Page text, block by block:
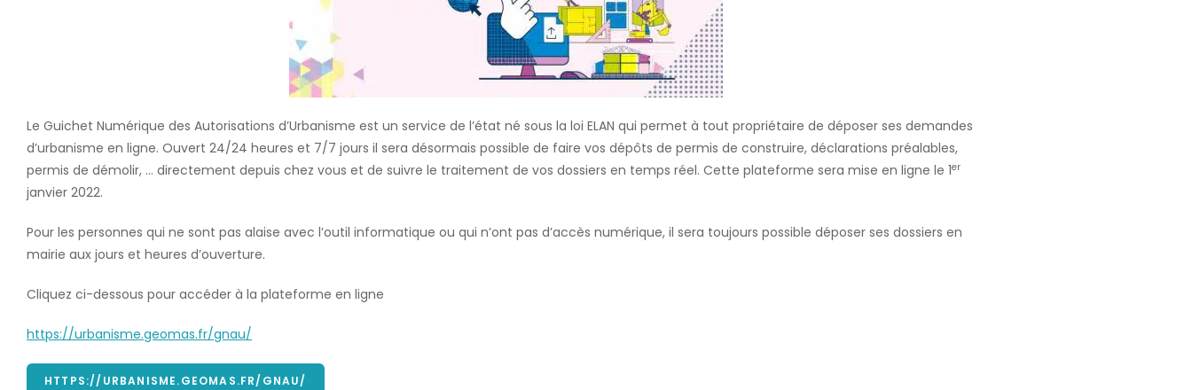
Le Guichet Numérique des Autorisations d’Urbanisme est un service de l’état né sous la loi ELAN qui permet à tout propriétaire de déposer ses demandes
d’urbanisme en ligne. Ouvert 24/24 heures et 7/7 jours il sera désormais possible de faire vos dépôts de permis de construire, déclarations préalables,
permis de démolir, … directement depuis chez vous et de suivre le traitement de vos dossiers en temps réel. Cette plateforme sera mise en ligne le 1er
janvier 2022.
Pour les personnes qui ne sont pas alaise avec l’outil informatique ou qui n’ont pas d’accès numérique, il sera toujours possible déposer ses dossiers en
mairie aux jours et heures d’ouverture.
Cliquez ci-dessous pour accéder à la plateforme en ligne
https://urbanisme.geomas.fr/gnau/
HTTPS://URBANISME.GEOMAS.FR/GNAU/